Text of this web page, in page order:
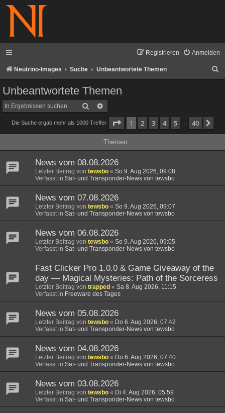
Anmelden
Registrieren
Neutrino-Images Suche Unbeantwortete Themen
Unbeantwortete Themen
Suche
Die Suche ergab mehr als 1000 Treffer Seite 1von 40
1 2 3 4 5 40
Themen
News vom 08.08.2026
Letzter Beitrag von tewsbo « So 9. Aug 2026, 09:08
Verfasst in Sat- und Transponder-News von tewsbo
News vom 07.08.2026
Letzter Beitrag von tewsbo « So 9. Aug 2026, 09:07
Verfasst in Sat- und Transponder-News von tewsbo
News vom 06.08.2026
Letzter Beitrag von tewsbo « So 9. Aug 2026, 09:05
Verfasst in Sat- und Transponder-News von tewsbo
Fast Clicker Pro 1.0.0 & Game Giveaway of the
day — Magical Mysteries: Path of the Sorceress
Letzter Beitrag von trapped « Sa 8. Aug 2026, 11:15
Verfasst in Freeware des Tages
News vom 05.08.2026
Letzter Beitrag von tewsbo « Do 6. Aug 2026, 07:42
Verfasst in Sat- und Transponder-News von tewsbo
News vom 04.08.2026
Letzter Beitrag von tewsbo « Do 6. Aug 2026, 07:40
Verfasst in Sat- und Transponder-News von tewsbo
News vom 03.08.2026
Letzter Beitrag von tewsbo « Di 4. Aug 2026, 05:59
Verfasst in Sat- und Transponder-News von tewsbo